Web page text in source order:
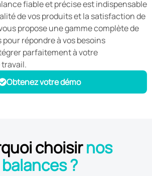
fiable et précise est indispensable
de vos produits et la satisfaction de
propose une gamme complète de
pour répondre à vos besoins
parfaitement à votre
Obtenez votre démo
choisirnos
balances ?